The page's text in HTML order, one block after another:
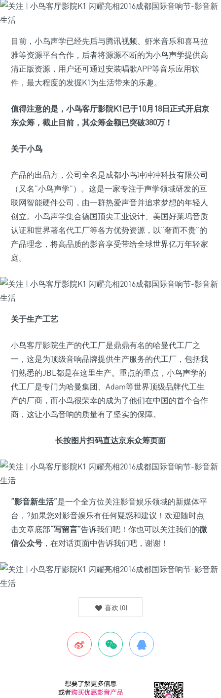
目前，小鸟声学已经先后与腾讯视频、虾米音乐和喜马拉
雅等资源平台合作，后者将源源不断的为小鸟声学提供高
清正版资源，用户还可通过安装唱歌APP等音乐应用软
件，最大程度的发掘K1为生活带来的乐趣。
值得注意的是，小鸟客厅影院K1已于10月18日正式开启京
东众筹，截止目前，其众筹金额已突破380万！
关于小鸟
产品的出品方，公司全名是成都小鸟冲冲冲科技有限公司
（又名“小鸟声学”）。这是一家专注于声学领域研发的互
联网智能硬件公司，由一群热爱声音并追求梦想的年轻人
创立。小鸟声学集合德国顶尖工业设计、美国好莱坞音质
认证和世界著名代工厂等各方优势资源，以“奢而不贵”的
产品理念，将高品质的影音享受带给全球世界亿万年轻家
庭。
关于生产工艺
小鸟客厅影院生产的代工厂是鼎鼎有名的哈曼代工厂之
一，这是为顶级音响品牌提供生产服务的代工厂，包括我
们熟悉的JBL都是在这里生产。重点的重点，小鸟声学的
代工厂是专门为哈曼集团、Adam等世界顶级品牌代工生
产的厂商，而小鸟很荣幸的成为了他们在中国的首个合作
商，这让小鸟音响的质量有了坚实的保障。
长按图片扫码直达京东众筹页面
“影音新生活”是一个全方位关注影音娱乐领域的新媒体平
台，?如果您对影音娱乐有任何疑惑和建议！欢迎随时点
击文章底部“写留言”告诉我们吧！你也可以关注我们的微
信公众号 ，在对话页面中告诉我们吧，谢谢！
喜欢 (0)